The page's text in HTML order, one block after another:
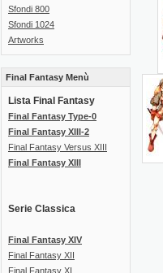
Sfondi 800
Sfondi 1024
Artworks
Final Fantasy Menù
Lista Final Fantasy
Final Fantasy Type-0
Final Fantasy XIII-2
Final Fantasy Versus XIII
Final Fantasy XIII
Serie Classica
Final Fantasy XIV
Final Fantasy XII
Final Fantasy XI